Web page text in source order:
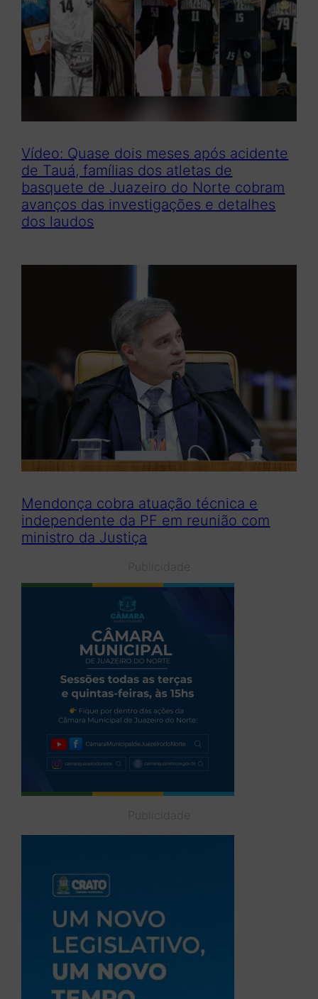
Vídeo: Quase dois meses após acidente
de Tauá, famílias dos atletas de
basquete de Juazeiro do Norte cobram
avanços das investigações e detalhes
dos laudos
Mendonça cobra atuação técnica e
independente da PF em reunião com
ministro da Justiça
Publicidade
Publicidade